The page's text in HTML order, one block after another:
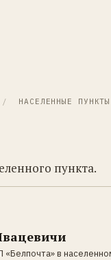
/ НАСЕЛЕННЫЕ ПУНКТЫ
пункта.
в